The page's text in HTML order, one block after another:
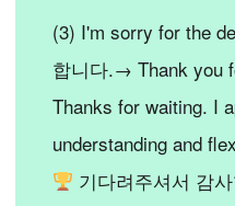
(3) I'm sorry for the
합니다.→ Thank you
Thanks for waiting. I
understanding and
기다려주셔서 감